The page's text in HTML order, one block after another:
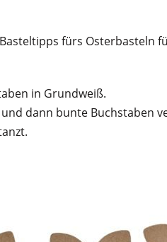
fürs Osterbasteln
in Grundweiß.
dann bunte Buchstaben